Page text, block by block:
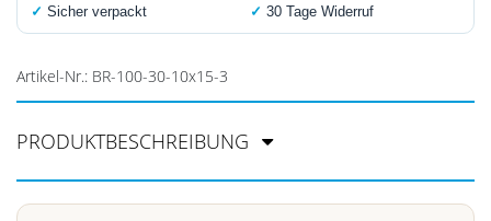
✓ Sicher verpackt ✓ 30 Tage Widerruf
Artikel-Nr.: BR-100-30-10x15-3
PRODUKTBESCHREIBUNG